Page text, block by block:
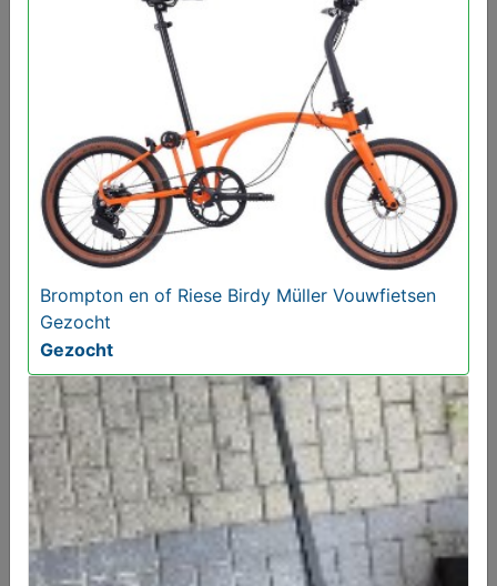
MijnKoopwaar leuk?! Zegt het voort!!
GRATIS
1 of 2 Riese Müller Supercharger Fietsen Gezocht
Gevraagd
Gezocht
Brompton en of Riese Birdy Müller Vouwfietsen
Gezocht
Gezocht